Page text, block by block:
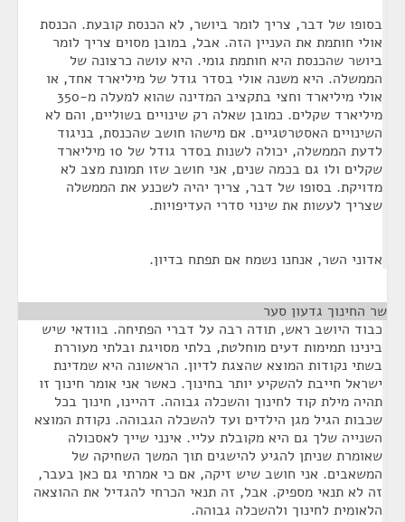
בסופו של דבר, צריך לומר ביושר, לא הכנסת קובעת. הכנסת
אולי חותמת את העניין הזה. אבל, במובן מסוים צריך לומר
ביושר שהכנסת היא חותמת גומי. היא עושה כרצונה של
הממשלה. היא משנה אולי בסדר גודל של מיליארד אחד, או
אולי מיליארד וחצי בתקציב המדינה שהוא למעלה מ-350
מיליארד שקלים. כמובן שאלה רק שינויים בשוליים, והם לא
השינויים האסטרטגיים. אם מישהו חושב שהכנסת, בניגוד
לדעת הממשלה, יכולה לשנות בסדר גודל של 10 מיליארד
שקלים ולו גם בכמה שנים, אני חושב שזו תמונת מצב לא
מדויקת. בסופו של דבר, צריך יהיה לשכנע את הממשלה
שצריך לעשות את שינוי סדרי העדיפויות.
אדוני השר, אנחנו נשמח אם תפתח בדיון.
שר החינוך גדעון סער
כבוד היושב ראש, תודה רבה על דברי הפתיחה. בוודאי שיש
בינינו תמימות דעים מוחלטת, בלתי מסויגת ובלתי מעוררת
בשתי נקודות המוצא שהצגת לדיון. הראשונה היא שמדינת
ישראל חייבת להשקיע יותר בחינוך. כאשר אני אומר חינוך זו
תהיה מילת קוד לחינוך והשכלה גבוהה. דהיינו, חינוך בכל
שכבות הגיל מגן הילדים ועד להשכלה הגבוהה. נקודת המוצא
השנייה שלך גם היא מקובלת עליי. אינני שייך לאסכולה
שאומרת שניתן להגיע להישגים תוך המשך השחיקה של
המשאבים. אני חושב שיש זיקה, אם כי אמרתי גם כאן בעבר,
זה לא תנאי מספיק. אבל, זה תנאי הכרחי להגדיל את ההוצאה
הלאומית לחינוך ולהשכלה גבוהה.